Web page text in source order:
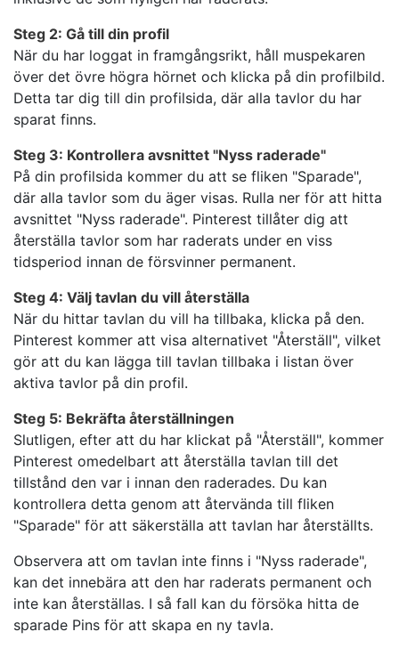
Steg 2: Gå till din profil
När du har loggat in framgångsrikt, håll muspekaren
över det övre högra hörnet och klicka på din profilbild.
Detta tar dig till din profilsida, där alla tavlor du har
sparat finns.
Steg 3: Kontrollera avsnittet "Nyss raderade"
På din profilsida kommer du att se fliken "Sparade",
där alla tavlor som du äger visas. Rulla ner för att hitta
avsnittet "Nyss raderade". Pinterest tillåter dig att
återställa tavlor som har raderats under en viss
tidsperiod innan de försvinner permanent.
Steg 4: Välj tavlan du vill återställa
När du hittar tavlan du vill ha tillbaka, klicka på den.
Pinterest kommer att visa alternativet "Återställ", vilket
gör att du kan lägga till tavlan tillbaka i listan över
aktiva tavlor på din profil.
Steg 5: Bekräfta återställningen
Slutligen, efter att du har klickat på "Återställ", kommer
Pinterest omedelbart att återställa tavlan till det
tillstånd den var i innan den raderades. Du kan
kontrollera detta genom att återvända till fliken
"Sparade" för att säkerställa att tavlan har återställts.
Observera att om tavlan inte finns i "Nyss raderade",
kan det innebära att den har raderats permanent och
inte kan återställas. I så fall kan du försöka hitta de
sparade Pins för att skapa en ny tavla.